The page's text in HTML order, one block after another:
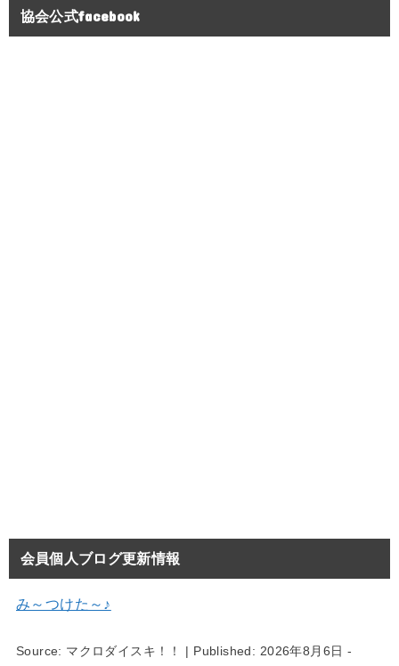
協会公式facebook
会員個人ブログ更新情報
み～つけた～♪
Source: マクロダイスキ！！ | Published: 2026年8月6日 -